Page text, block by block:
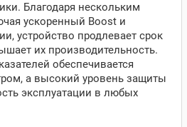
Благодаря нескольким
ускоренный Boost и
устройство продлевает срок
их производительность.
обеспечивается
а высокий уровень защиты
эксплуатации в любых